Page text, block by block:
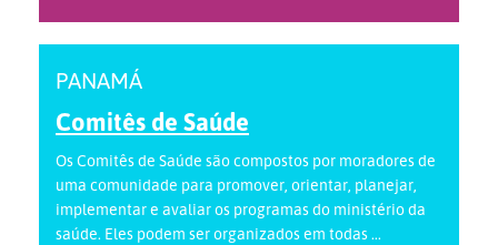
PANAMÁ
Comitês de Saúde
Os Comitês de Saúde são compostos por moradores de
uma comunidade para promover, orientar, planejar,
implementar e avaliar os programas do ministério da
saúde. Eles podem ser organizados em todas ...